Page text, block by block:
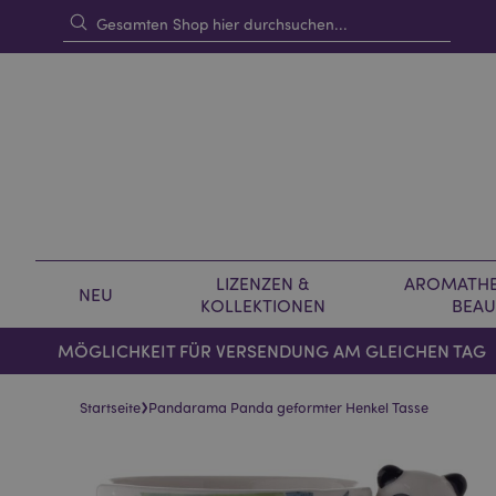
NEU
LIZENZEN &
KOLLEKTIONEN
MÖGLICHKEIT FÜR VERSENDUNG AM GLEICHEN TAG
Startseite›Pandarama Panda geformter Henkel Tasse